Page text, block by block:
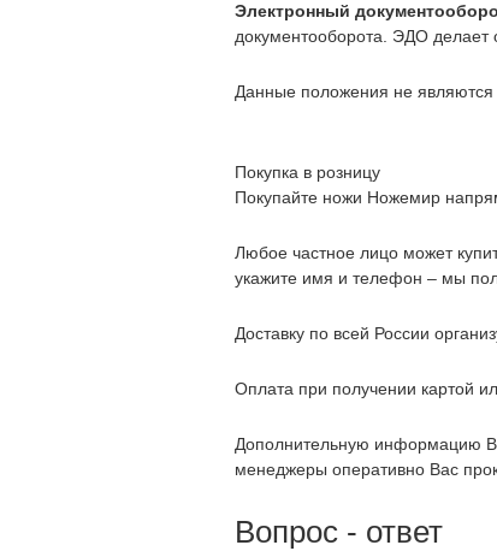
Электронный
документооборота. ЭДО делает
Данные положения не
Покупка в розницу
Покупайте ножи Ножемир
Любое частное лицо может
укажите имя и телефон – мы
Доставку по всей России
Оплата при получении картой
Дополнительную информацию
менеджеры оперативно Вас
Вопрос - ответ